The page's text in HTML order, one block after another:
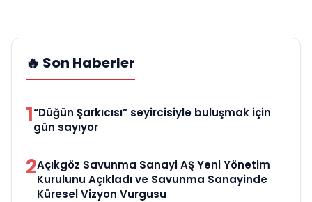
🔥 Son Haberler
1“Düğün Şarkıcısı” seyircisiyle buluşmak için
gün sayıyor
2Açıkgöz Savunma Sanayi AŞ Yeni Yönetim
Kurulunu Açıkladı ve Savunma Sanayinde
Küresel Vizyon Vurgusu